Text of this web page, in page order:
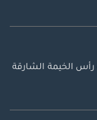
رأس الخيمة الشارقة